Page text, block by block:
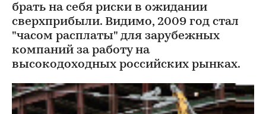
брать на себя риски в ожидании
сверхприбыли. Видимо, 2009 год стал
"часом расплаты" для зарубежных
компаний за работу на
высокодоходных российских рынках.